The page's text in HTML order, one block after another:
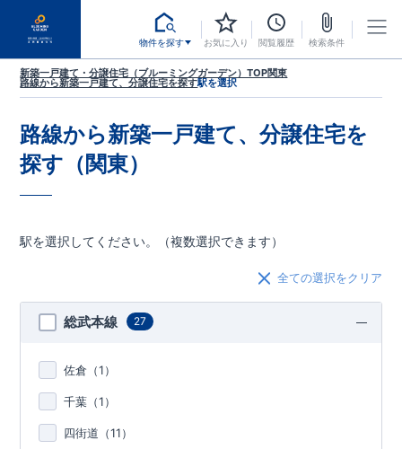
物件を探す お気に入り 閲覧履歴 検索条件
新築一戸建て・分譲住宅（ブルーミングガーデン）TOP関東
路線から新築一戸建て、分譲住宅を探す駅を選択
路線から新築一戸建て、分譲住宅を
探す（関東）
駅を選択してください。（複数選択できます）
全ての選択をクリア
総武本線 27
佐倉（1）
千葉（1）
四街道（11）